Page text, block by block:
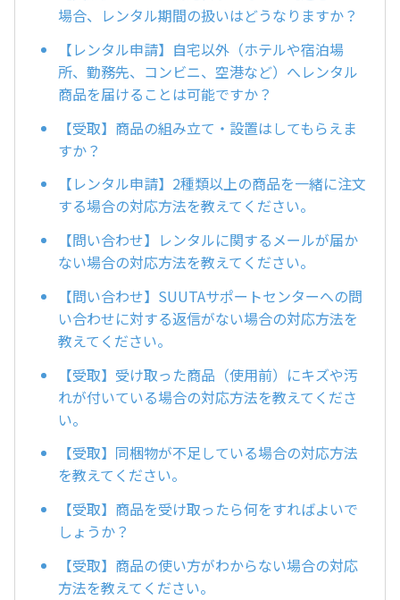
場合、レンタル期間の扱いはどうなりますか？
【レンタル申請】自宅以外（ホテルや宿泊場
所、勤務先、コンビニ、空港など）へレンタル
商品を届けることは可能ですか？
【受取】商品の組み立て・設置はしてもらえま
すか？
【レンタル申請】2種類以上の商品を一緒に注文
する場合の対応方法を教えてください。
【問い合わせ】レンタルに関するメールが届か
ない場合の対応方法を教えてください。
【問い合わせ】SUUTAサポートセンターへの問
い合わせに対する返信がない場合の対応方法を
教えてください。
【受取】受け取った商品（使用前）にキズや汚
れが付いている場合の対応方法を教えてくださ
い。
【受取】同梱物が不足している場合の対応方法
を教えてください。
【受取】商品を受け取ったら何をすればよいで
しょうか？
【受取】商品の使い方がわからない場合の対応
方法を教えてください。